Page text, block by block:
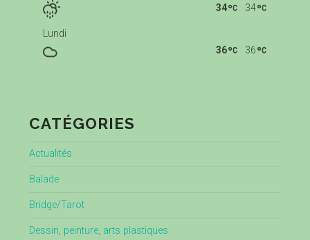
34
34
Lundi
36
36
CATÉGORIES
Actualités
Balade
Bridge/Tarot
Dessin, peinture, arts plastiques